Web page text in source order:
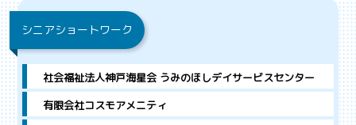
シニアショートワーク
社会福祉法人神戸海星会 うみのほしデイサービスセンター
有限会社コスモアメニティ